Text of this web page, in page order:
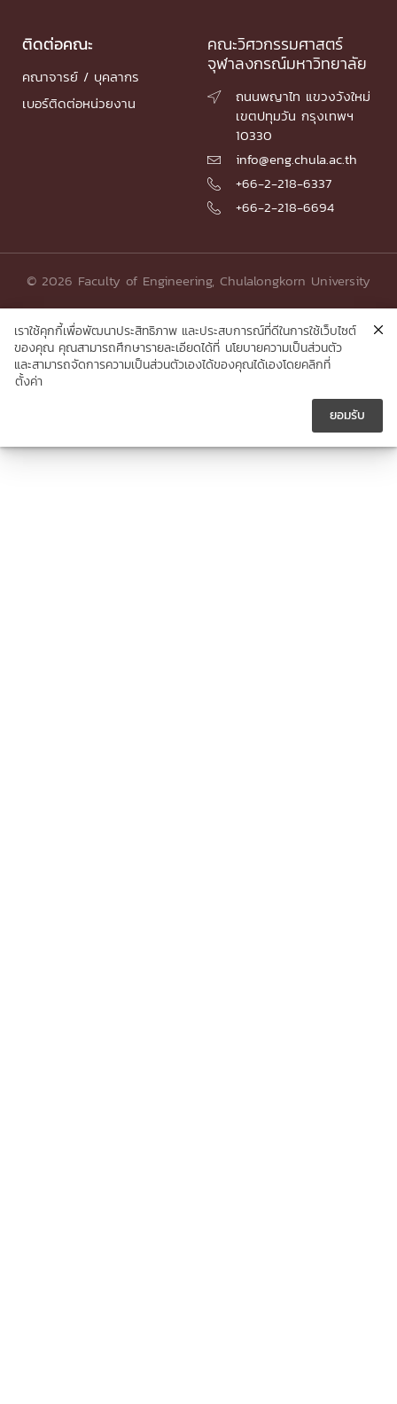

ติดต่อคณะ
คณาจารย์ / บุคลากร
เบอร์ติดต่อหน่วยงาน
คณะวิศวกรรมศาสตร์
จุฬาลงกรณ์มหาวิทยาลัย

ถนนพญาไท แขวงวังใหม่
เขตปทุมวัน กรุงเทพฯ
10330
 info@eng.chula.ac.th
 +66-2-218-6337
 +66-2-218-6694
© 2026 Faculty of Engineering, Chulalongkorn University
เราใช้คุกกี้เพื่อพัฒนาประสิทธิภาพ และประสบการณ์ที่ดีในการใช้เว็บไซต์
ของคุณ คุณสามารถศึกษารายละเอียดได้ที่ นโยบายความเป็นส่วนตัว
และสามารถจัดการความเป็นส่วนตัวเองได้ของคุณได้เองโดยคลิกที่
ตั้งค่า
ยอมรับ